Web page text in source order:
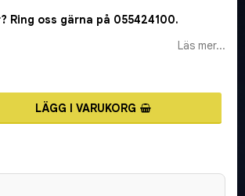
Ring oss gärna på 055424100.
Läs mer...
LÄGG I VARUKORG